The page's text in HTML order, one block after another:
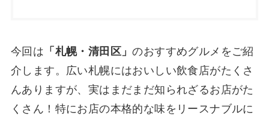
今回は 「札幌・清田区」のおすすめグルメをご紹
介します。広い札幌にはおいしい飲食店がたくさ
んありますが、実はまだまだ知られざるお店がた
くさん！特にお店の本格的な味をリースナブルに